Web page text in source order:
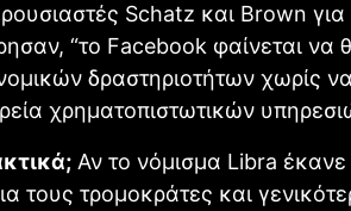
Schatz και Brown για
“το Facebook φαίνεται να
δραστηριοτήτων χωρίς
χρηματοπιστωτικών
Αν το νόμισμα Libra
τους τρομοκράτες και